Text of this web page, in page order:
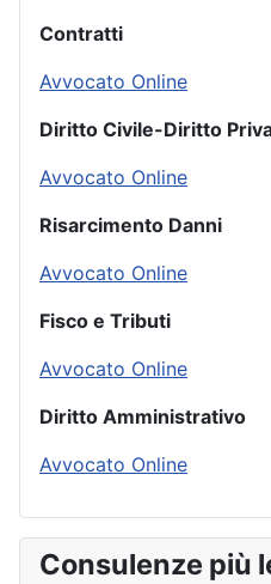
Contratti
Avvocato Online
Diritto Civile-Diritto
Avvocato Online
Risarcimento Danni
Avvocato Online
Fisco e Tributi
Avvocato Online
Diritto Amministrativo
Avvocato Online
Consulenze più